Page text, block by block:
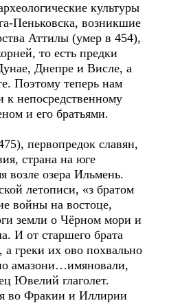
культуры
Пеньковска, возникшие
Аттилы (умер в 454),
то есть предки
Днепре и Висле, а
Поэтому теперь нам
к непосредственному
и его братьями.
первопредок славян,
страна на юге
возле озера Ильмень.
летописи, «з братом
войны на востоце,
земли о Чёрном мори и
И от старшего брата
а греки их ово похвально
амазони…имяновали,
Ювелий глаголет.
во Фракии и Иллирии